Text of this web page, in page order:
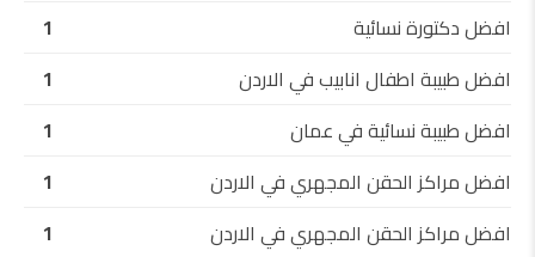
افضل دكتورة نسائية
1
افضل طبيبة اطفال انابيب في الاردن
1
افضل طبيبة نسائية في عمان
1
افضل مراكز الحقن المجهري في الاردن
1
افضل مراكز الحقن المجهري في الاردن
1